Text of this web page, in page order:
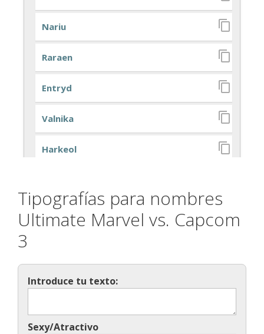
Tipografías para nombres
Ultimate Marvel vs. Capcom
3
Introduce tu texto:
Sexy/Atractivo